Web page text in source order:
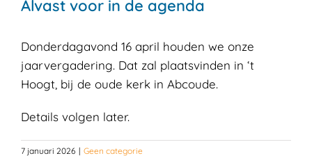
Alvast voor in de agenda
Donderdagavond 16 april houden we onze
jaarvergadering. Dat zal plaatsvinden in ‘t
Hoogt, bij de oude kerk in Abcoude.
Details volgen later.
7 januari 2026 | Geen categorie